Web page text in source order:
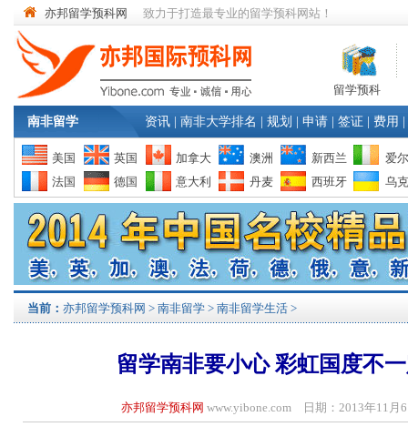
亦邦留学预科网 致力于打造最专业的留学预科网站！
留学预科
南非留学 资讯 南非大学排名 规划 申请 签证 费用
美国 英国 加拿大 澳洲 新西兰
爱
法国
德国 意大利 丹麦 西班牙 乌
当前： 亦邦留学预科网 > 南非留学 > 南非留学生活 >
留学南非要小心 彩虹国度不
亦邦留学预科网 www.yibone.com 日期：2013年11